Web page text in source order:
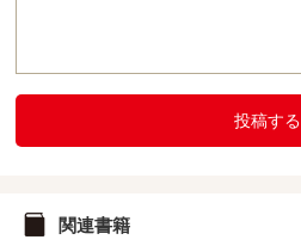
投稿する
関連書籍